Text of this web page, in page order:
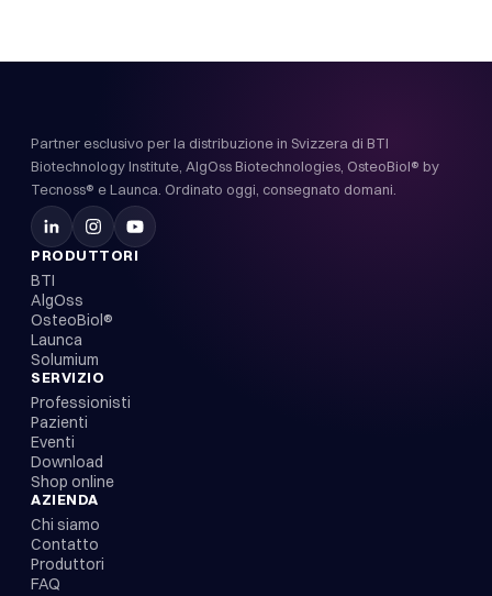
Partner esclusivo per la distribuzione in Svizzera di BTI
Biotechnology Institute, AlgOss Biotechnologies, OsteoBiol® by
Tecnoss® e Launca. Ordinato oggi, consegnato domani.
PRODUTTORI
BTI
AlgOss
OsteoBiol®
Launca
Solumium
SERVIZIO
Professionisti
Pazienti
Eventi
Download
Shop online
AZIENDA
Chi siamo
Contatto
Produttori
FAQ